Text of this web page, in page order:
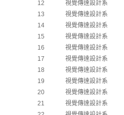
12
視覺傳達設計系
13
視覺傳達設計系
14
視覺傳達設計系
15
視覺傳達設計系
16
視覺傳達設計系
17
視覺傳達設計系
18
視覺傳達設計系
19
視覺傳達設計系
20
視覺傳達設計系
21
視覺傳達設計系